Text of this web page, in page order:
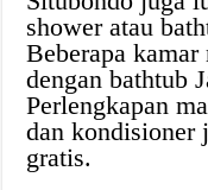
shower atau
Beberapa
dengan bathtub
Perlengkapan
dan kondisioner
gratis.